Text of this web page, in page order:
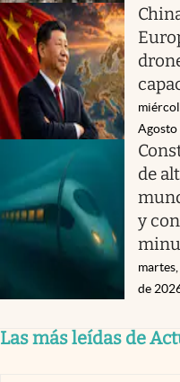
Agosto
de
y
de
Las más leídas de